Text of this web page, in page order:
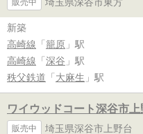
販売中
新築
高崎線 「 籠原 」駅
高崎線 「 深谷 」駅
秩父鉄道 「 大麻生 」駅
ワイウッドコート深谷市上
販売中 埼玉県深谷市上野台